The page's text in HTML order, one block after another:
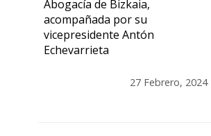
Abogacía de Bizkaia,
acompañada por su
vicepresidente Antón
Echevarrieta
27 Febrero, 2024